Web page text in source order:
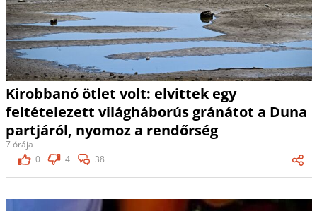
Kirobbanó ötlet volt: elvittek egy
feltételezett világháborús gránátot a Duna
partjáról, nyomoz a rendőrség
7 órája
0
4 38